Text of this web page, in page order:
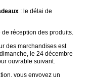
: le délai de
réception des produits.
des marchandises est
le 24 décembre
ouvrable suivant.
vous envoyez un